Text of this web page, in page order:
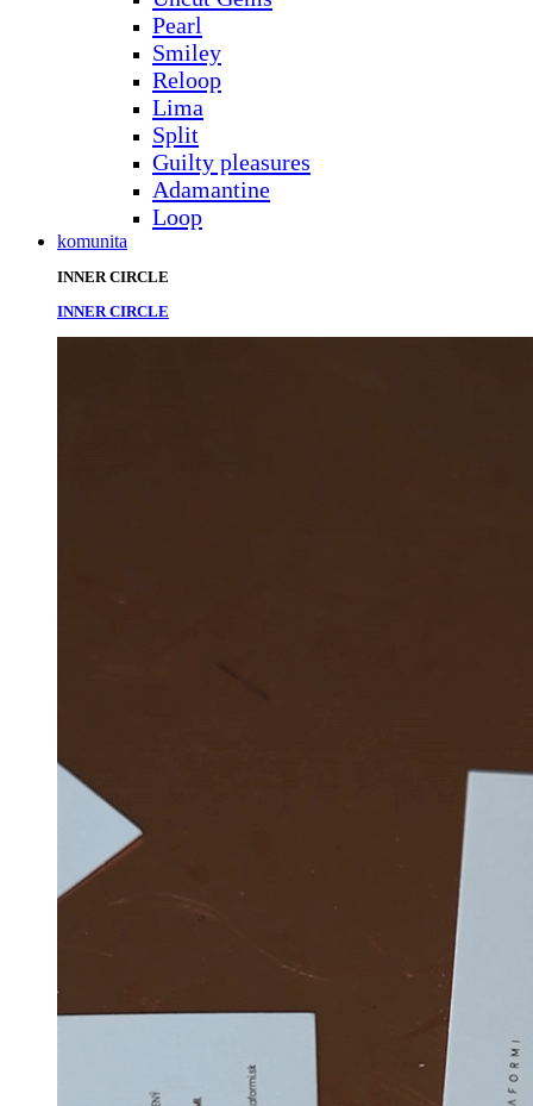
Pearl
Smiley
Reloop
Lima
Split
Guilty pleasures
Adamantine
Loop
komunita
INNER CIRCLE
INNER CIRCLE